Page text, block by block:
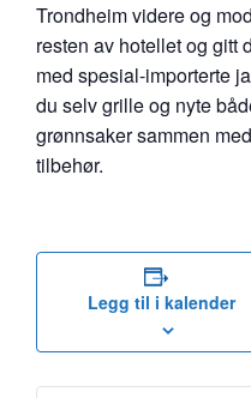
Trondheim videre og
resten av hotellet og gitt
med spesial-importerte
du selv grille og nyte
grønnsaker sammen
tilbehør.
Legg til i kalender